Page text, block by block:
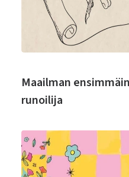
Maailman
runoilija